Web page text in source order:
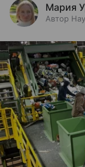
Мария
Автор